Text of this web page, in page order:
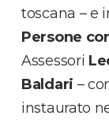
toscana – e
Persone
Assessori
Baldari –
instaurato